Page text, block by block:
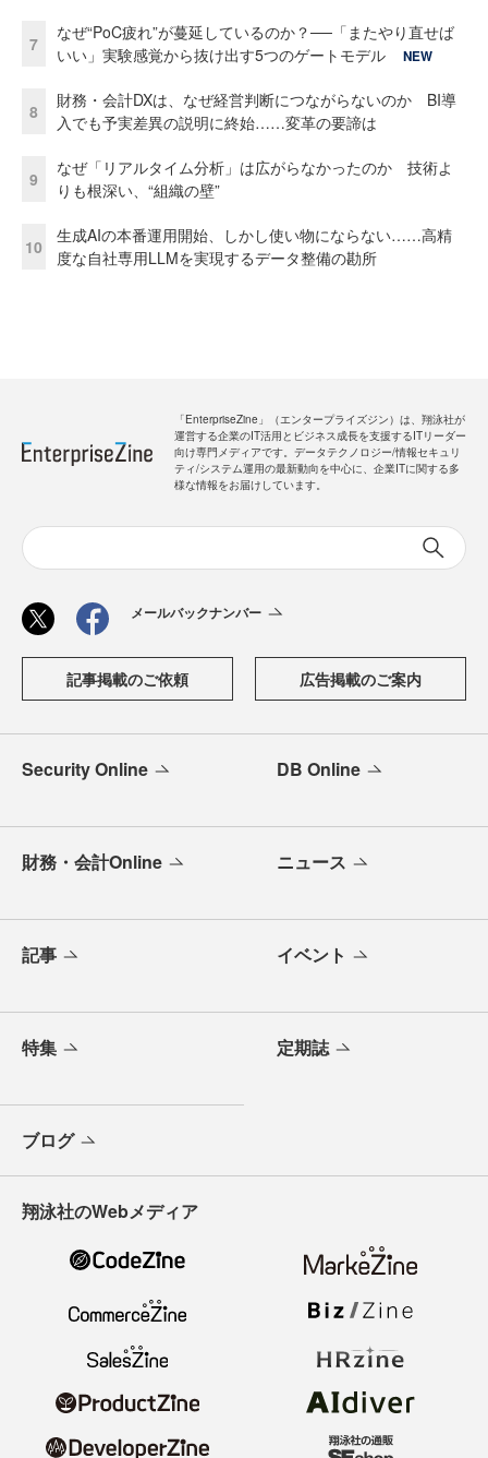
7
なぜ“PoC疲れ”が蔓延しているのか？──「またやり直せば
いい」実験感覚から抜け出す5つのゲートモデル
NEW
8
財務・会計DXは、なぜ経営判断につながらないのか BI導
入でも予実差異の説明に終始……変革の要諦は
9
なぜ「リアルタイム分析」は広がらなかったのか 技術よ
りも根深い、“組織の壁”
10
生成AIの本番運用開始、しかし使い物にならない……高精
度な自社専用LLMを実現するデータ整備の勘所
「EnterpriseZine」（エンタープライズジン）は、翔泳社が
運営する企業のIT活用とビジネス成長を支援するITリーダー
向け専門メディアです。データテクノロジー/情報セキュリ
ティ/システム運用の最新動向を中心に、企業ITに関する多
様な情報をお届けしています。
メールバックナンバー
記事掲載のご依頼 広告掲載のご案内
Security Online DB Online
財務・会計Online ニュース
記事 イベント
特集 定期誌
ブログ
翔泳社のWebメディア